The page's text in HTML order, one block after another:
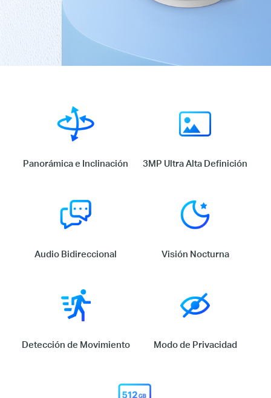
Panorámica e Inclinación 3MP Ultra Alta Definición
Audio Bidireccional Visión Nocturna
Detección de Movimiento Modo de Privacidad